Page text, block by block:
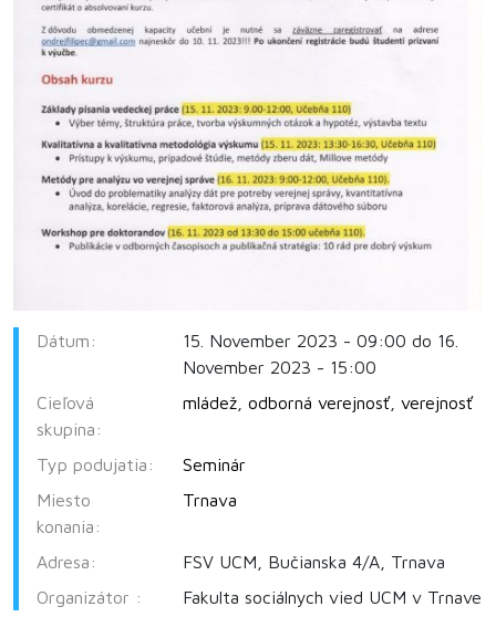
Dátum:
15. November 2023 - 09:00 do 16.
November 2023 - 15:00
Cieľová
skupina:
mládež, odborná verejnosť, verejnosť
Typ podujatia:
Seminár
Miesto
konania:
Trnava
Adresa:
FSV UCM, Bučianska 4/A, Trnava
Organizátor :
Fakulta sociálnych vied UCM v Trnave